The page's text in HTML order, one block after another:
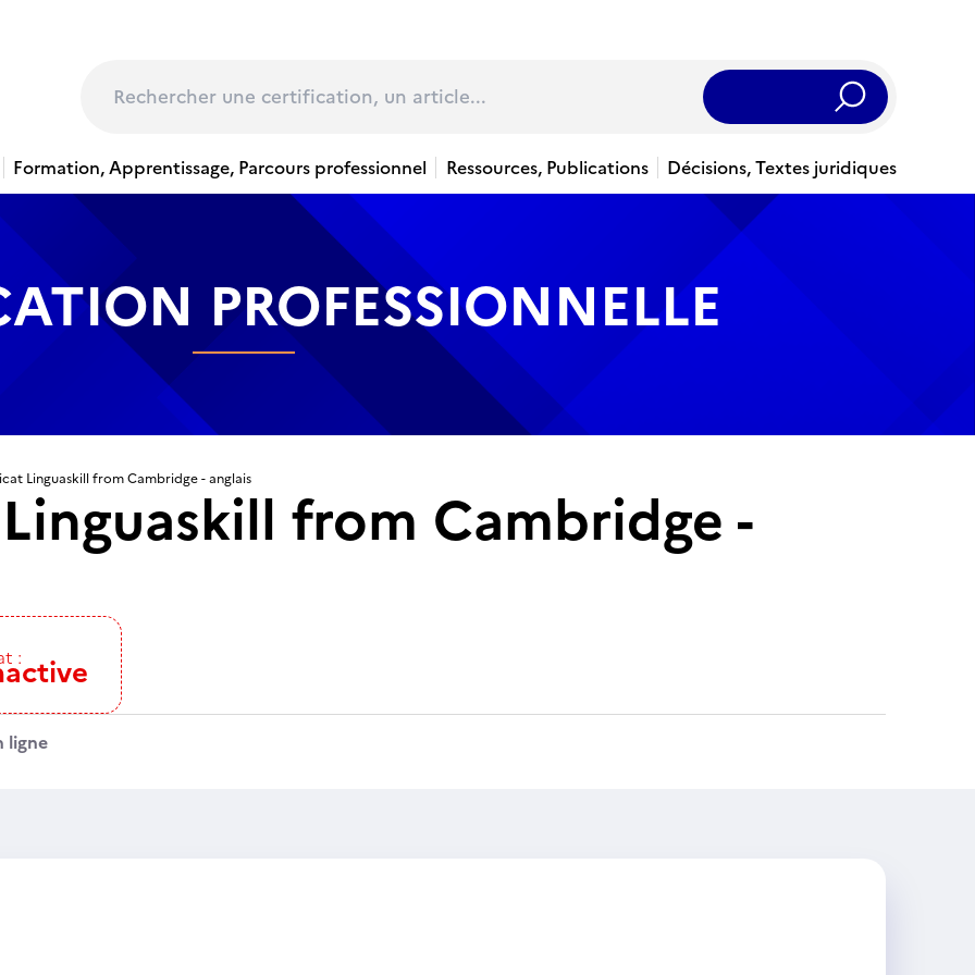
Rechercher
Formation, Apprentissage, Parcours professionnel Ressources, Publications Décisions, Textes juridiques
PROFESSIONNELLE
Linguaskill from Cambridge - anglais
from Cambridge -
:
ligne